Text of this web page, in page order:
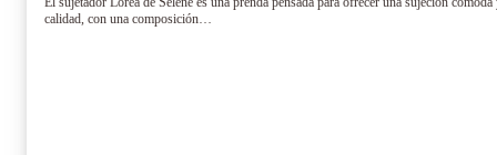
calidad, con una composición…